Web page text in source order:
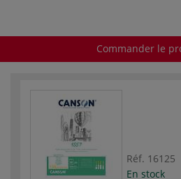
Commander le
Réf. 16125
En stock